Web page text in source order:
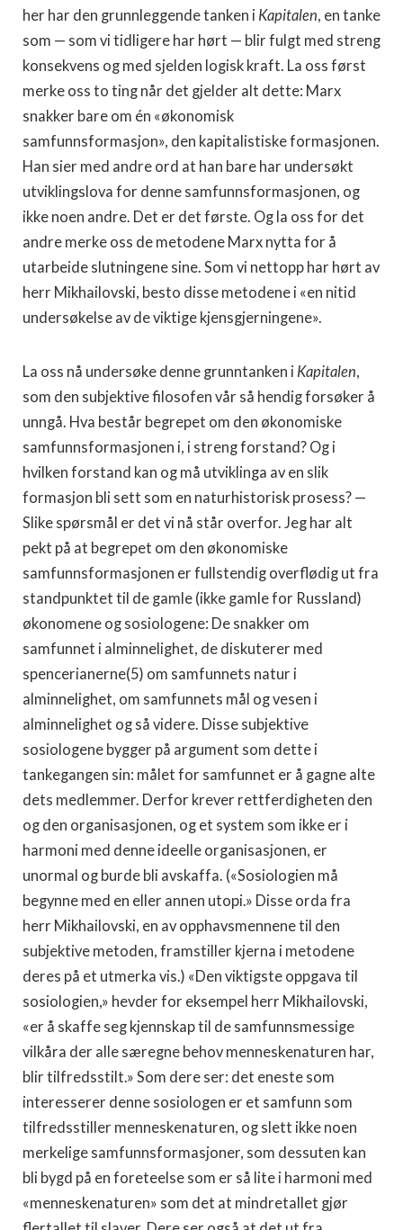
her har den grunnleggende tanken i Kapitalen, en tanke
som — som vi tidligere har hørt — blir fulgt med streng
konsekvens og med sjelden logisk kraft. La oss først
merke oss to ting når det gjelder alt dette: Marx
snakker bare om én «økonomisk
samfunnsformasjon», den kapitalistiske formasjonen.
Han sier med andre ord at han bare har undersøkt
utviklingslova for denne samfunnsformasjonen, og
ikke noen andre. Det er det første. Og la oss for det
andre merke oss de metodene Marx nytta for å
utarbeide slutningene sine. Som vi nettopp har hørt av
herr Mikhailovski, besto disse metodene i «en nitid
undersøkelse av de viktige kjensgjerningene».
La oss nå undersøke denne grunntanken i Kapitalen,
som den subjektive filosofen vår så hendig forsøker å
unngå. Hva består begrepet om den økonomiske
samfunnsformasjonen i, i streng forstand? Og i
hvilken forstand kan og må utviklinga av en slik
formasjon bli sett som en naturhistorisk prosess? —
Slike spørsmål er det vi nå står overfor. Jeg har alt
pekt på at begrepet om den økonomiske
samfunnsformasjonen er fullstendig overflødig ut fra
standpunktet til de gamle (ikke gamle for Russland)
økonomene og sosiologene: De snakker om
samfunnet i alminnelighet, de diskuterer med
spencerianerne(5) om samfunnets natur i
alminnelighet, om samfunnets mål og vesen i
alminnelighet og så videre. Disse subjektive
sosiologene bygger på argument som dette i
tankegangen sin: målet for samfunnet er å gagne alte
dets medlemmer. Derfor krever rettferdigheten den
og den organisasjonen, og et system som ikke er i
harmoni med denne ideelle organisasjonen, er
unormal og burde bli avskaffa. («Sosiologien må
begynne med en eller annen utopi.» Disse orda fra
herr Mikhailovski, en av opphavsmennene til den
subjektive metoden, framstiller kjerna i metodene
deres på et utmerka vis.) «Den viktigste oppgava til
sosiologien,» hevder for eksempel herr Mikhailovski,
«er å skaffe seg kjennskap til de samfunnsmessige
vilkåra der alle særegne behov menneskenaturen har,
blir tilfredsstilt.» Som dere ser: det eneste som
interesserer denne sosiologen er et samfunn som
tilfredsstiller menneskenaturen, og slett ikke noen
merkelige samfunnsformasjoner, som dessuten kan
bli bygd på en foreteelse som er så lite i harmoni med
«menneskenaturen» som det at mindretallet gjør